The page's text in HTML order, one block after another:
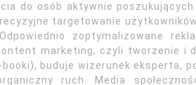
do osób aktywnie
targetowanie
zoptymalizowane
marketing, czyli tworzenie i
booki), buduje wizerunek eksperta,
ruch. Media